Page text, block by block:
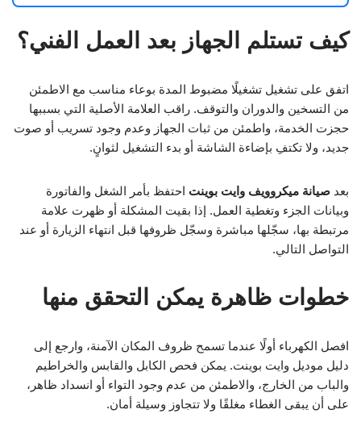
كيف تستلم الجهاز بعد العمل الفني؟
اتفق على تشغيل تشغيلًا مضبوط المدة بوعاء مناسب مع الاطمئن
من التسخين والدوران والتوقف. راقب العلامة الأصلية التي بسببها
حجزت الخدمة، واطمئن من ثبات الجهاز وعدم وجود تسريب أو صوت
جديد، ولا تكتفِ بإضاءة الشاشة أو بدء التشغيل لثوانٍ.
بعد صيانة ميكروويف وايت بوينت احتفظ بأمر الشغل والفاتورة
وبيانات الجزء وتغطية العمل. إذا بقيت المشكلة أو ظهرت علامة
مرتبطة بها، سجّلها مباشرة وسجّل ظروفها قبل انتهاء الزيارة أو عند
التواصل التالي.
خطوات ظاهرة يمكن التحقق منها
افصل الكهرباء أولًا عندما تسمح ظروف المكان الآمنة، وارجع إلى
دليل موديل وايت بوينت. يمكن فحص الكابل والقابس والخراطيم
والباب من الخارج، والاطمئن من عدم وجود التواء أو انسداد ظاهر،
على أن يبقى الغطاء مغلقًا ولا تتجاوز وسيلة أمان.